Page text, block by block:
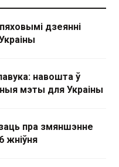
дзеянні
навошта ў
мэты для Украіны
пра змяншэнне
жніўня